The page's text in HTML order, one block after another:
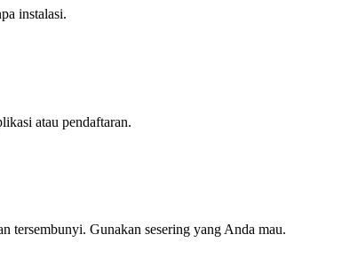
instalasi.
atau pendaftaran.
tersembunyi. Gunakan sesering yang Anda mau.